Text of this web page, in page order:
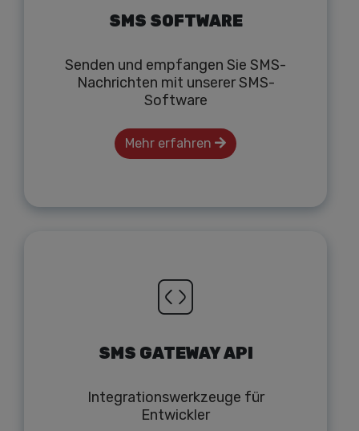
SMS SOFTWARE
Senden und empfangen Sie SMS-
Nachrichten mit unserer SMS-
Software
Mehr erfahren
SMS GATEWAY API
Integrationswerkzeuge für
Entwickler